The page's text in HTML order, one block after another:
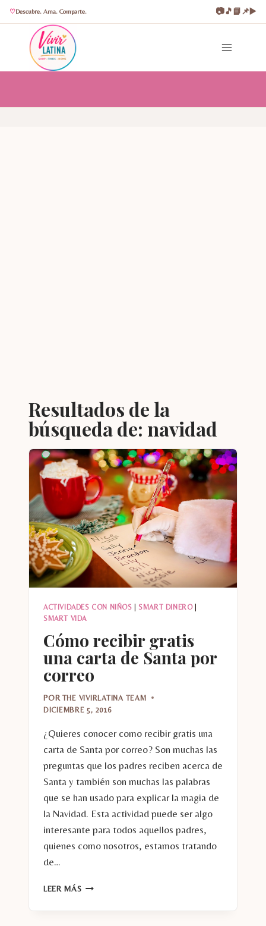
Descubre. Ama. Comparte. 📷🎵📘📌▶️
contenido
Resultados de la
búsqueda de: navidad
ACTIVIDADES CON NIÑOS SMART DINERO|
SMART VIDA
Cómo recibir gratis
una carta de Santa por
correo
POR THE VIVIRLATINA TEAM
DICIEMBRE 5, 2016
¿Quieres conocer como recibir gratis una
carta de Santa por correo? Son muchas las
preguntas que los padres reciben acerca de
Santa y también son muchas las palabras
que se han usado para explicar la magia de
la Navidad. Esta actividad puede ser algo
interesante para todos aquellos padres,
quienes como nosotros, estamos tratando
de…
LEER MÁS CÓMO